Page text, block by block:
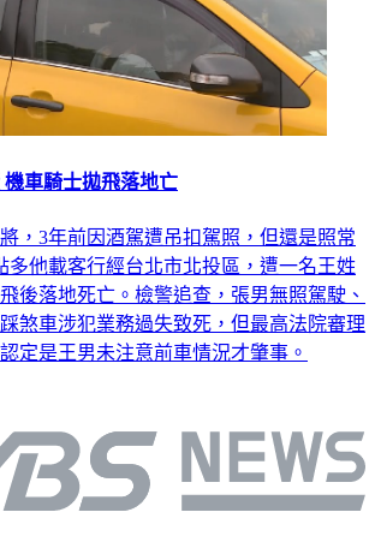
車騎士拋飛落地亡
，3年前因酒駕遭吊扣駕照，但還是照常
多他載客行經台北市北投區，遭一名王姓
後落地死亡。檢警追查，張男無照駕駛、
煞車涉犯業務過失致死，但最高法院審理
定是王男未注意前車情況才肇事。